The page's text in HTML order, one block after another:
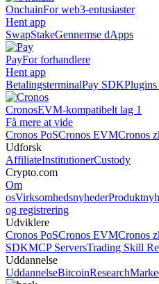
OnchainFor web3-entusiaster
Hent app
SwapStakeGennemse dApps
PayFor forhandlere
Hent app
BetalingsterminalPay SDK
CronosEVM-kompatibelt lag 1
Få mere at vide
Cronos PoSCronos EVMCronos
Udforsk
AffiliateInstitutionerCustody
Crypto.com
Om
osVirksomhedsnyheder
og registrering
Udviklere
Cronos PoSCronos EVMCronos
SDKMCP ServersTrading Skill
Uddannelse
UddannelseBitcoinResearch